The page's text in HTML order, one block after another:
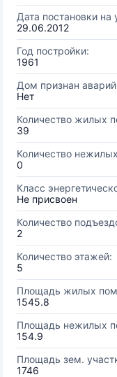
Дата постановки на
29.06.2012
Год постройки:
1961
Дом признан
Нет
Количество жилых
39
Количество
0
Класс
Не присвоен
Количество
2
Количество этажей:
5
Площадь жилых
1545.8
Площадь нежилых
154.9
Площадь зем.
1746